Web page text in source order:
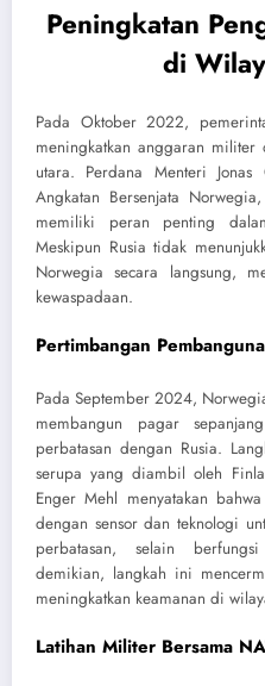
Peningkatan
di
Pada Oktober 2022,
meningkatkan anggaran
utara. Perdana Menteri Jonas
Angkatan Bersenjata
memiliki peran penting
Meskipun Rusia tidak
Norwegia secara langsung,
kewaspadaan.
Pertimbangan
Pada September 2024,
membangun pagar
perbatasan dengan Rusia.
serupa yang diambil oleh
Enger Mehl menyatakan
dengan sensor dan teknologi
perbatasan, selain
demikian, langkah ini
meningkatkan keamanan di
Latihan Militer Bersama